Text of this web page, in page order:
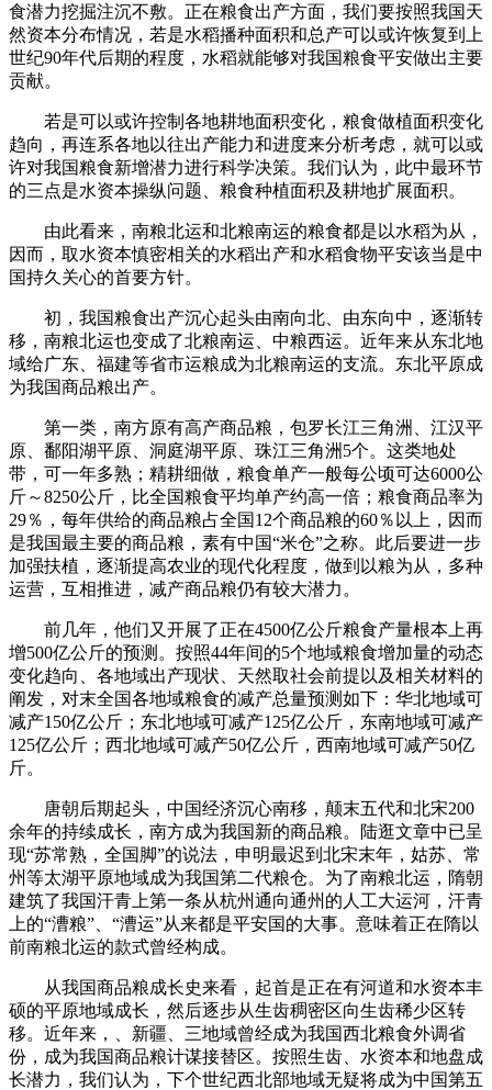
食潜力挖掘注沉不敷。正在粮食出产方面，我们要按照我国天
然资本分布情况，若是水稻播种面积和总产可以或许恢复到上
世纪90年代后期的程度，水稻就能够对我国粮食平安做出主要
贡献。
若是可以或许控制各地耕地面积变化，粮食做植面积变化
趋向，再连系各地以往出产能力和进度来分析考虑，就可以或
许对我国粮食新增潜力进行科学决策。我们认为，此中最环节
的三点是水资本操纵问题、粮食种植面积及耕地扩展面积。
由此看来，南粮北运和北粮南运的粮食都是以水稻为从，
因而，取水资本慎密相关的水稻出产和水稻食物平安该当是中
国持久关心的首要方针。
初，我国粮食出产沉心起头由南向北、由东向中，逐渐转
移，南粮北运也变成了北粮南运、中粮西运。近年来从东北地
域给广东、福建等省市运粮成为北粮南运的支流。东北平原成
为我国商品粮出产。
第一类，南方原有高产商品粮，包罗长江三角洲、江汉平
原、鄱阳湖平原、洞庭湖平原、珠江三角洲5个。这类地处
带，可一年多熟；精耕细做，粮食单产一般每公顷可达6000公
斤～8250公斤，比全国粮食平均单产约高一倍；粮食商品率为
29％，每年供给的商品粮占全国12个商品粮的60％以上，因而
是我国最主要的商品粮，素有中国“米仓”之称。此后要进一步
加强扶植，逐渐提高农业的现代化程度，做到以粮为从，多种
运营，互相推进，减产商品粮仍有较大潜力。
前几年，他们又开展了正在4500亿公斤粮食产量根本上再
增500亿公斤的预测。按照44年间的5个地域粮食增加量的动态
变化趋向、各地域出产现状、天然取社会前提以及相关材料的
阐发，对末全国各地域粮食的减产总量预测如下：华北地域可
减产150亿公斤；东北地域可减产125亿公斤，东南地域可减产
125亿公斤；西北地域可减产50亿公斤，西南地域可减产50亿
斤。
唐朝后期起头，中国经济沉心南移，颠末五代和北宋200
余年的持续成长，南方成为我国新的商品粮。陆逛文章中已呈
现“苏常熟，全国脚”的说法，申明最迟到北宋末年，姑苏、常
州等太湖平原地域成为我国第二代粮仓。为了南粮北运，隋朝
建筑了我国汗青上第一条从杭州通向通州的人工大运河，汗青
上的“漕粮”、“漕运”从来都是平安国的大事。意味着正在隋以
前南粮北运的款式曾经构成。
从我国商品粮成长史来看，起首是正在有河道和水资本丰
硕的平原地域成长，然后逐步从生齿稠密区向生齿稀少区转
移。近年来，、新疆、三地域曾经成为我国西北粮食外调省
份，成为我国商品粮计谋接替区。按照生齿、水资本和地盘成
长潜力，我们认为，下个世纪西北部地域无疑将成为中国第五